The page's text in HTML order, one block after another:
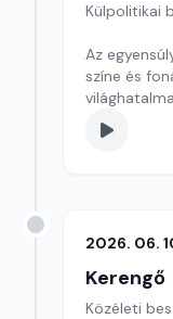
Külpolitikai
Az
színe és
Szerkesztő:
2026. 06.
Kerengő
Közéleti